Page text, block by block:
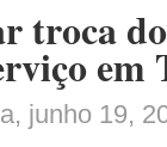
troca
em
junho 19,